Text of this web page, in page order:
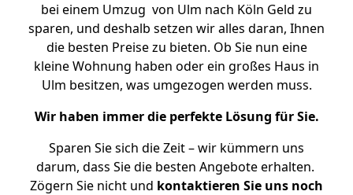
bei einem Umzug von Ulm nach Köln Geld zu
sparen, und deshalb setzen wir alles daran, Ihnen
die besten Preise zu bieten. Ob Sie nun eine
kleine Wohnung haben oder ein großes Haus in
Ulm besitzen, was umgezogen werden muss.
Wir haben immer die perfekte Lösung für Sie.
Sparen Sie sich die Zeit – wir kümmern uns
darum, dass Sie die besten Angebote erhalten.
Zögern Sie nicht und kontaktieren Sie uns noch